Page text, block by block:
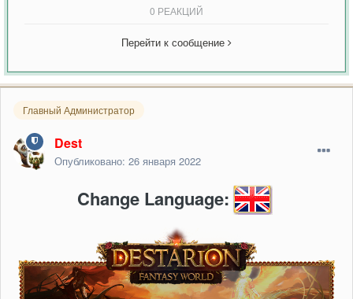
0 РЕАКЦИЙ
Перейти к сообщение
Главный Администратор
Dest
Опубликовано: 26 января 2022
Change Language: